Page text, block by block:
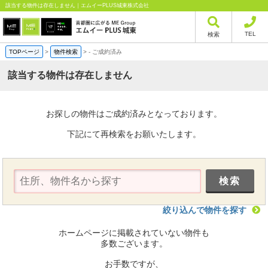
該当する物件は存在しません｜エムイーPLUS城東株式会社
検索 TEL
TOPページ > 物件検索 >- ご成約済み
該当する物件は存在しません
お探しの物件はご成約済みとなっております。
下記にて再検索をお願いたします。
絞り込んで物件を探す
ホームページに掲載されていない物件も
多数ございます。
お手数ですが、